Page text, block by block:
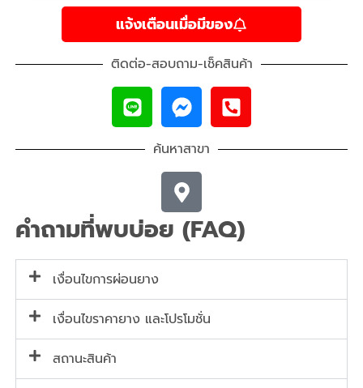
แจ้งเตือนเมื่อมีของ
ติดต่อ-สอบถาม-เช็คสินค้า
ค้นหาสาขา
คำถามที่พบบ่อย (FAQ)
เงื่อนไขการผ่อนยาง
เงื่อนไขราคายาง และโปรโมชั่น
สถานะสินค้า